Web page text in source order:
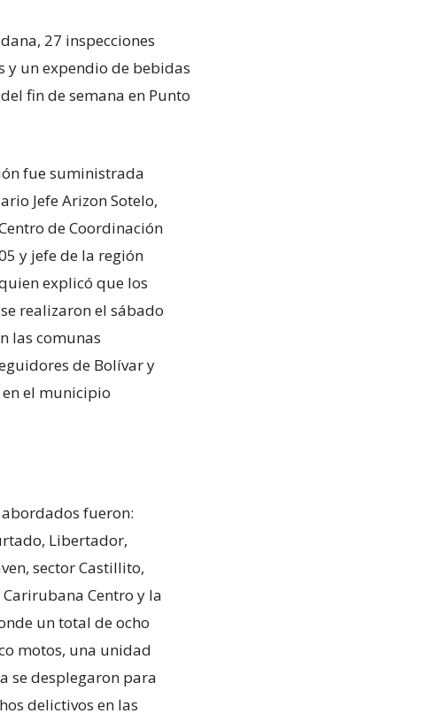
27 inspecciones
y un expendio de bebidas
fin de semana en Punto
fue suministrada
Jefe Arizon Sotelo,
de Coordinación
y jefe de la región
explicó que los
realizaron el sábado
las comunas
de Bolívar y
el municipio
abordados fueron:
Libertador,
sector Castillito,
Centro y la
un total de ocho
motos, una unidad
se desplegaron para
delictivos en las